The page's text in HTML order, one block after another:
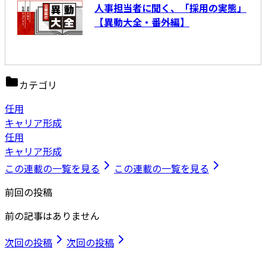
人事担当者に聞く、「採用の実態」
【異動大全・番外編】
カテゴリ
任用
キャリア形成
任用
キャリア形成
この連載の一覧を見る
この連載の一覧を見る
前回の投稿
前の記事はありません
次回の投稿
次回の投稿